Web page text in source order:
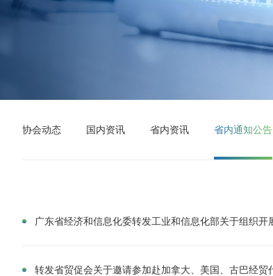
协会动态 国内资讯 省内资讯 省内通知公告
广东省经济和信息化委转发工业和信息化部关于组织
转发省贸促会关于邀请参加赴加拿大、美国、古巴经贸